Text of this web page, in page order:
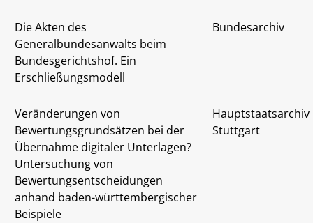
Die Akten des
Generalbundesanwalts beim
Bundesgerichtshof. Ein
Erschließungsmodell
Bundesarchiv
Veränderungen von
Bewertungsgrundsätzen bei der
Übernahme digitaler Unterlagen?
Untersuchung von
Bewertungsentscheidungen
anhand baden-württembergischer
Beispiele
Hauptstaatsarchiv
Stuttgart